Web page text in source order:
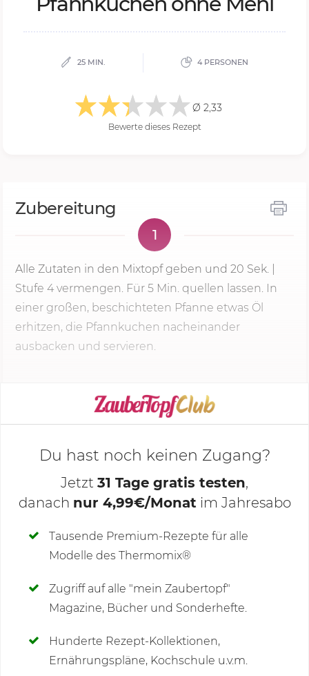
25 MIN. 4 PERSONEN
Ø 2,33
Bewerte dieses Rezept
Zubereitung
1
Alle Zutaten in den Mixtopf geben und 20 Sek.
Stufe 4 vermengen. Für 5 Min. quellen lassen. In
einer großen, beschichteten Pfanne etwas Öl
erhitzen, die Pfannkuchen nacheinander
ausbacken und servieren.
KOCHMODUS STARTEN
Deine Notizen
Du hast noch keinen Zugang?
Jetzt 31 Tage gratis testen,
danach nur 4,99€/Monat im Jahresabo
Tausende Premium-Rezepte für alle
Modelle des Thermomix®
Zugriff auf alle "mein Zaubertopf"
Magazine, Bücher und Sonderhefte.
Hunderte Rezept-Kollektionen,
Ernährungspläne, Kochschule u.v.m.
Kommentare(5)